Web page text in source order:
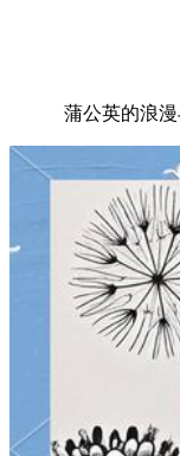
蒲公英的浪